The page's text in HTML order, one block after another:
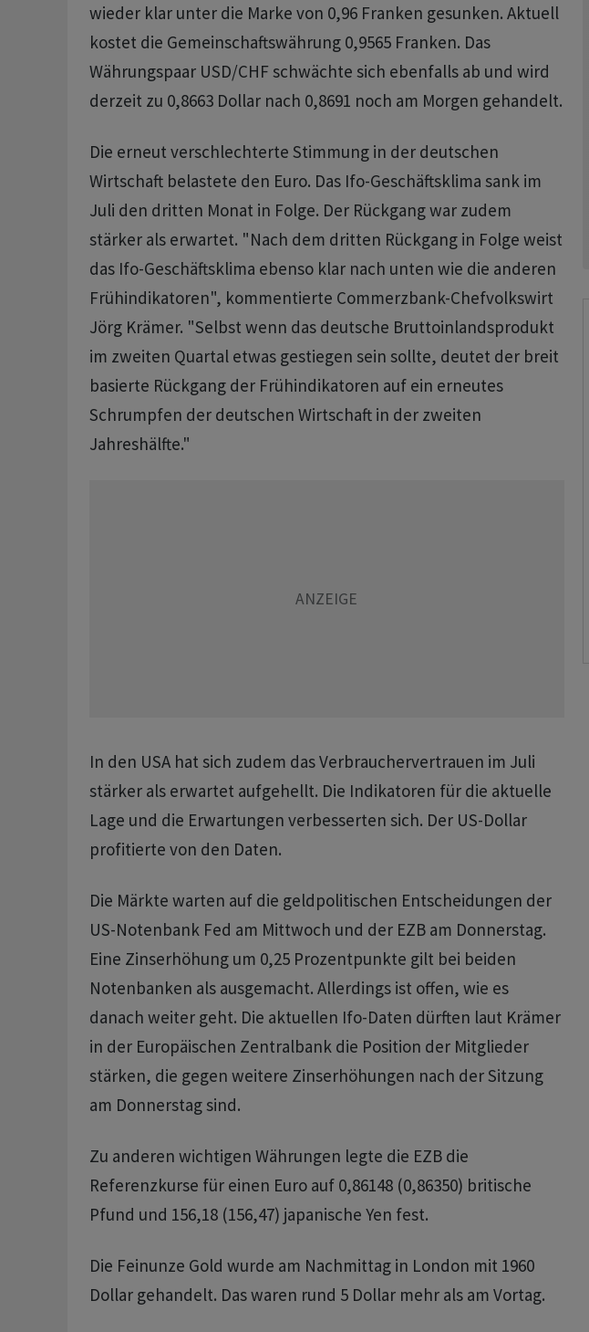
wieder klar unter die Marke von 0,96 Franken gesunken. Aktuell
kostet die Gemeinschaftswährung 0,9565 Franken. Das
Währungspaar USD/CHF schwächte sich ebenfalls ab und wird
derzeit zu 0,8663 Dollar nach 0,8691 noch am Morgen gehandelt.
Die erneut verschlechterte Stimmung in der deutschen
Wirtschaft belastete den Euro. Das Ifo-Geschäftsklima sank im
Juli den dritten Monat in Folge. Der Rückgang war zudem
stärker als erwartet. "Nach dem dritten Rückgang in Folge weist
das Ifo-Geschäftsklima ebenso klar nach unten wie die anderen
Frühindikatoren", kommentierte Commerzbank-Chefvolkswirt
Jörg Krämer. "Selbst wenn das deutsche Bruttoinlandsprodukt
im zweiten Quartal etwas gestiegen sein sollte, deutet der breit
basierte Rückgang der Frühindikatoren auf ein erneutes
Schrumpfen der deutschen Wirtschaft in der zweiten
Jahreshälfte."
In den USA hat sich zudem das Verbrauchervertrauen im Juli
stärker als erwartet aufgehellt. Die Indikatoren für die aktuelle
Lage und die Erwartungen verbesserten sich. Der US-Dollar
profitierte von den Daten.
Die Märkte warten auf die geldpolitischen Entscheidungen der
US-Notenbank Fed am Mittwoch und der EZB am Donnerstag.
Eine Zinserhöhung um 0,25 Prozentpunkte gilt bei beiden
Notenbanken als ausgemacht. Allerdings ist offen, wie es
danach weiter geht. Die aktuellen Ifo-Daten dürften laut Krämer
in der Europäischen Zentralbank die Position der Mitglieder
stärken, die gegen weitere Zinserhöhungen nach der Sitzung
am Donnerstag sind.
Zu anderen wichtigen Währungen legte die EZB die
Referenzkurse für einen Euro auf 0,86148 (0,86350) britische
Pfund und 156,18 (156,47) japanische Yen fest.
Die Feinunze Gold wurde am Nachmittag in London mit 1960
Dollar gehandelt. Das waren rund 5 Dollar mehr als am Vortag.